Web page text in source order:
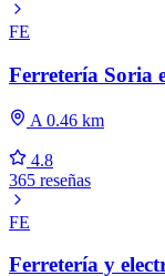
FE
Ferretería Soria
A 0.46 km
4.8
365 reseñas
FE
Ferretería y